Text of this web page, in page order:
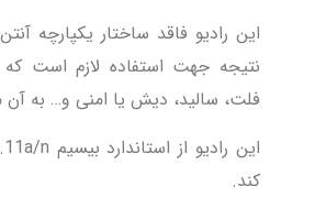
این رادیو فاقد ساختار یکپارچه
نتیجه جهت استفاده لازم است
فلت، سالید، دیش یا امنی و… به آن
کند.